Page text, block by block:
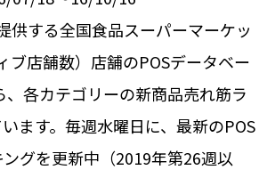
供する全国食品スーパーマーケッ
ブ店舗数）店舗のPOSデータベー
、各カテゴリーの新商品売れ筋ラ
ます。毎週水曜日に、最新のPOS
グを更新中（2019年第26週以